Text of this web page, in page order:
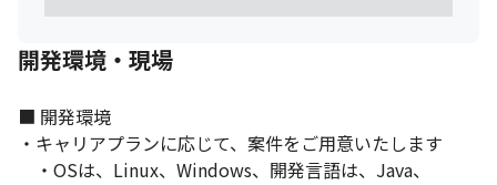
開発環境・現場
■ 開発環境
・キャリアプランに応じて、案件をご用意いたします
・OSは、Linux、Windows、開発言語は、Java、